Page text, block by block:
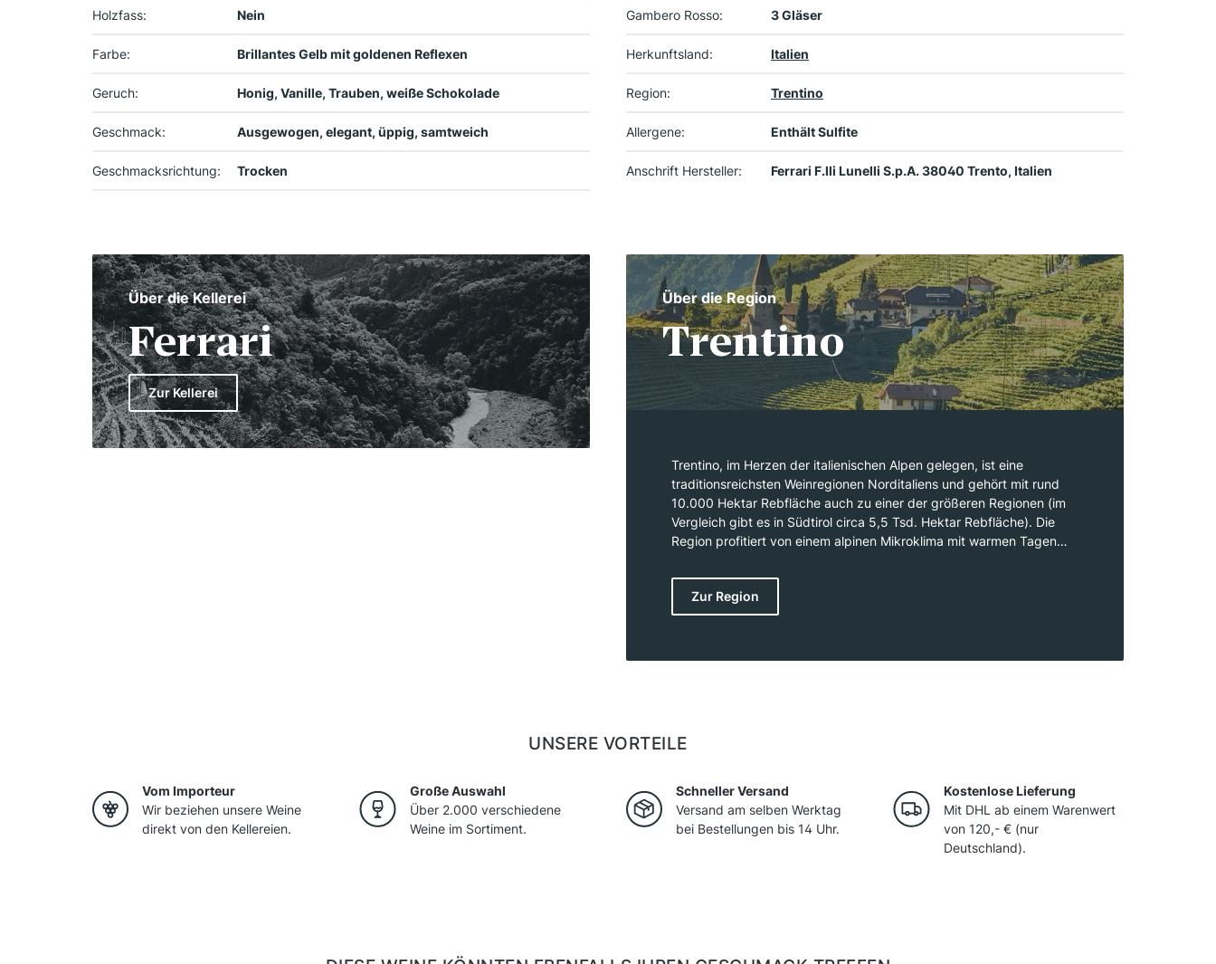
Holzfass: Nein
Farbe: Brillantes Gelb mit goldenen Reflexen
Geruch: Honig, Vanille, Trauben, weiße Schokolade
Geschmack: Ausgewogen, elegant, üppig, samtweich
Geschmacksrichtung: Trocken
Gambero Rosso: 3 Gläser
Herkunftsland: Italien
Region: Trentino
Allergene: Enthält Sulfite
Anschrift Hersteller: Ferrari F.lli Lunelli S.p.A. 38040 Trento, Italien
Über die Kellerei
Ferrari
Zur Kellerei
Über die Region
Trentino
Trentino, im Herzen der italienischen Alpen gelegen, ist eine
traditionsreichsten Weinregionen Norditaliens und gehört mit rund
10.000 Hektar Rebfläche auch zu einer der größeren Regionen (im
Vergleich gibt es in Südtirol circa 5,5 Tsd. Hektar Rebfläche). Die
Region profitiert von einem alpinen Mikroklima mit warmen Tagen
bietet. Durch die Vielzahl an Höhenlagen und Bodenarten entstehen
charaktervolle Weine mit Frische, Finesse und mineralischer Eleganz.
Besonders beliebt sind die weißen Sorten Chardonnay, Pinot Grigio
Zur Region
UNSERE VORTEILE
Vom Importeur
Wir beziehen unsere Weine
direkt von den Kellereien.
Große Auswahl
Über 2.000 verschiedene
Weine im Sortiment.
Schneller Versand
Versand am selben Werktag
bei Bestellungen bis 14 Uhr.
Kostenlose Lieferung
Mit DHL ab einem Warenwert
von 120,- € (nur
Deutschland).